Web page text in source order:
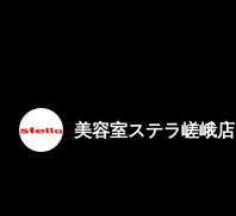
美容室ステラ嵯峨店